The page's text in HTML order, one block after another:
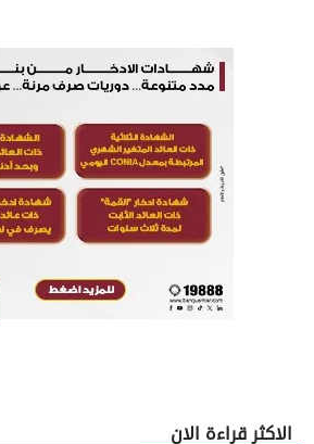
الاكثر قراءة الان